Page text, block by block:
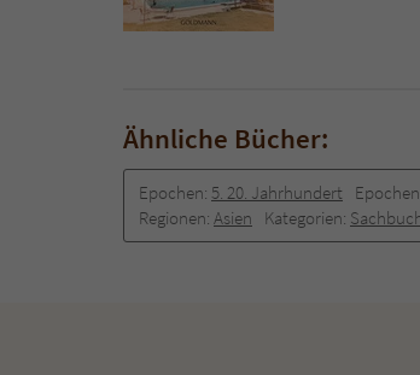
Ähnliche Bücher:
Epochen: 5. 20. Jahrhundert
Regionen: Asien Kategorien: